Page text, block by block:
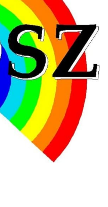
les politiques
Magyar et son parti
une large victoire,
Viktor Orban,…